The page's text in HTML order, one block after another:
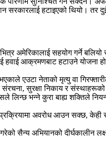
हटाइएको थियो। तर
अमेरिकालाई सहयोग गर्ने
हवाई आक्रमणबाट हटाउने
एउटा नेताको मृत्यु वा
सुरक्षा निकाय र
लिन्छ भन्ने कुरा बाह्य शक्तिले
अवरोध आउन सक्छ,
सैन्य अभियानको